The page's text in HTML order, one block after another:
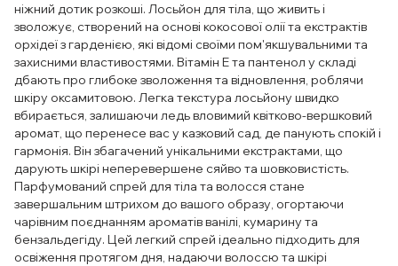
ніжний дотик розкоші. Лосьйон для тіла, що живить і
зволожує, створений на основі кокосової олії та екстрактів
орхідеї з гарденією, які відомі своїми пом'якшувальними та
захисними властивостями. Вітамін Е та пантенол у складі
дбають про глибоке зволоження та відновлення, роблячи
шкіру оксамитовою. Легка текстура лосьйону швидко
вбирається, залишаючи ледь вловимий квітково-вершковий
аромат, що перенесе вас у казковий сад, де панують спокій і
гармонія. Він збагачений унікальними екстрактами, що
дарують шкірі неперевершене сяйво та шовковистість.
Парфумований спрей для тіла та волосся стане
завершальним штрихом до вашого образу, огортаючи
чарівним поєднанням ароматів ванілі, кумарину та
бензальдегіду. Цей легкий спрей ідеально підходить для
освіження протягом дня, надаючи волоссю та шкірі